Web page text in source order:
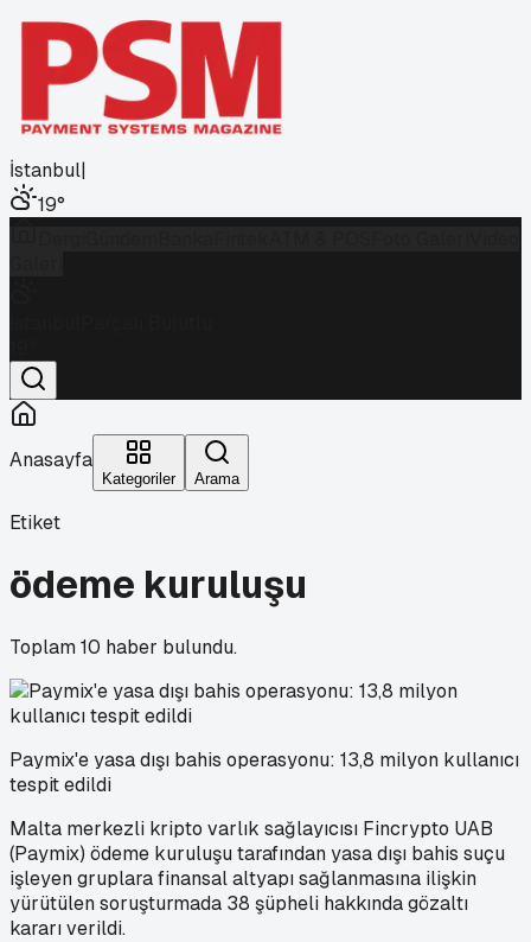
İstanbul|
19°
Anasayfa
Kategoriler Arama
Etiket
ödeme kuruluşu
Toplam10 haber bulundu.
Paymix'e yasa dışı bahis operasyonu: 13,8 milyon kullanıcı
tespit edildi
Malta merkezli kripto varlık sağlayıcısı Fincrypto UAB
(Paymix) ödeme kuruluşu tarafından yasa dışı bahis suçu
işleyen gruplara finansal altyapı sağlanmasına ilişkin
yürütülen soruşturmada 38 şüpheli hakkında gözaltı
kararı verildi.